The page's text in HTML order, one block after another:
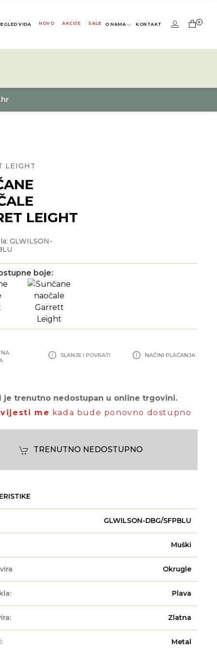
VIDA NOVO AKCIJE SALE O NAMA KONTAKT 0
LEIGHT
LEIGHT
GLWILSON-
boje:
SLANJE I POVRATI NAČINI PLAĆANJA
je trenutno nedostupan u online trgovini.
me kada bude ponovno dostupno
TRENUTNO NEDOSTUPNO
GLWILSON-DBG/SFPBLU
Muški
Okrugle
Plava
Zlatna
Metal